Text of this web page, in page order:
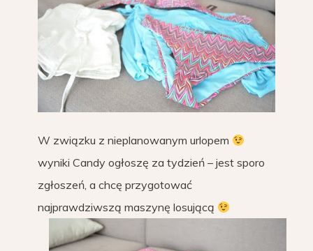
W związku z nieplanowanym urlopem
wyniki Candy ogłoszę za tydzień – jest sporo
zgłoszeń, a chcę przygotować
najprawdziwszą maszynę losującą